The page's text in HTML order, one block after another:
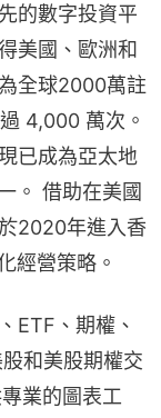
的數字投資平
美國、歐洲和
全球2000萬註
4,000 萬次。
已成為亞太地
。 借助在美國
2020年進入香
經營策略。
ETF、期權、
和美股期權交
業的圖表工